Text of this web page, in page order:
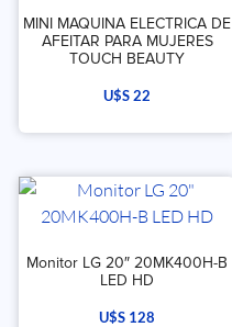
MINI MAQUINA ELECTRICA DE
AFEITAR PARA MUJERES
TOUCH BEAUTY
U$S22
Monitor LG 20″ 20MK400H-B
LED HD
U$S 128